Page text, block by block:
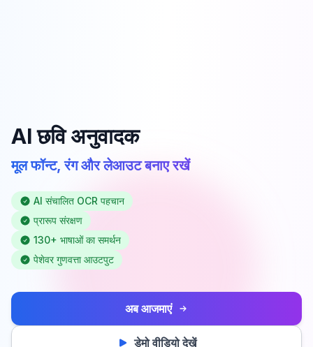
AI छवि अनुवादक
मूल फॉन्ट, रंग और लेआउट बनाए रखें
AI संचालित OCR पहचान
प्रारूप संरक्षण
130+ भाषाओं का समर्थन
पेशेवर गुणवत्ता आउटपुट
अब आजमाएं
डेमो वीडियो देखें